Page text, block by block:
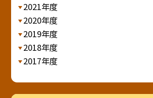
2021年度
2020年度
2019年度
2018年度
2017年度